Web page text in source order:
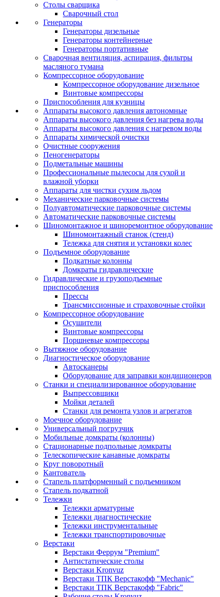
Столы сварщика
Сварочный стол
Генераторы
Генераторы дизельные
Генераторы контейнерные
Генераторы портативные
Сварочная вентиляция, аспирация, фильтры
масляного тумана
Компрессорное оборудование
Компрессорное оборудование дизельное
Винтовые компрессоры
Приспособления для кузницы
Аппараты высокого давления автономные
Аппараты высокого давления без нагрева воды
Аппараты высокого давления с нагревом воды
Аппараты химической очистки
Очистные сооружения
Пеногенераторы
Подметальные машины
Профессиональные пылесосы для сухой и
влажной уборки
Аппараты для чистки сухим льдом
Механические парковочные системы
Полуавтоматические парковочные системы
Автоматические парковочные системы
Шиномонтажное и шиноремонтное оборудование
Шиномонтажный станок (стенд)
Тележка для снятия и установки колес
Подъемное оборудование
Подкатные колонны
Домкраты гидравлические
Гидравлические и грузоподъемные
приспособления
Прессы
Трансмиссионные и страховочные стойки
Компрессорное оборудование
Осушители
Винтовые компрессоры
Поршневые компрессоры
Вытяжное оборудование
Диагностическое оборудование
Автосканеры
Оборудование для заправки кондиционеров
Станки и специализированное оборудование
Выпрессовщики
Мойки деталей
Станки для ремонта узлов и агрегатов
Моечное оборудование
Универсальный погрузчик
Мобильные домкраты (колонны)
Стационарные подпольные домкраты
Телескопические канавные домкраты
Круг поворотный
Кантователь
Стапель платформенный с подъемником
Стапель подкатной
Тележки
Тележки арматурные
Тележки диагностические
Тележки инструментальные
Тележки транспортировочные
Верстаки
Верстаки Феррум "Premium"
Антистатические столы
Верстаки Kronvuz
Верстаки ТПК Верстакофф "Mechanic"
Верстаки ТПК Верстакофф "Fabric"